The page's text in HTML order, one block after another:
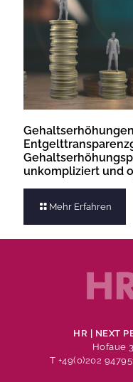
unkompliziert und
Mehr Erfahren
HR | NEXT
Hofaue
T +49(0)202